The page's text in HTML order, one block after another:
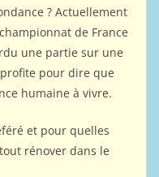
? Actuellement
de France
une partie sur une
pour dire que
humaine à vivre.
et pour quelles
rénover dans le